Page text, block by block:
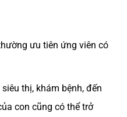
ưu tiên ứng viên có
thị, khám bệnh, đến
con cũng có thể trở